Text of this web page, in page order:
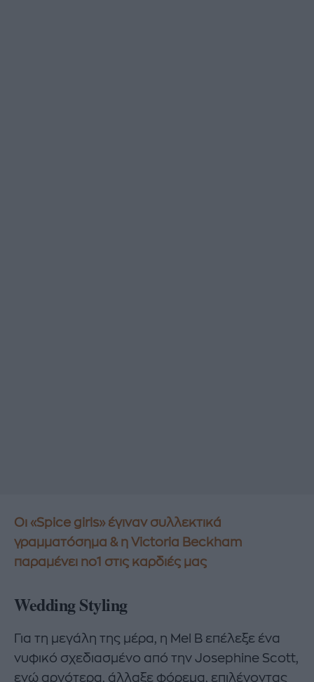
Οι «Spice girls» έγιναν συλλεκτικά
γραμματόσημα & η Victoria Beckham
παραμένει no1 στις καρδιές μας
Wedding Styling
Για τη μεγάλη της μέρα, η Mel B επέλεξε ένα
νυφικό σχεδιασμένο από την Josephine Scott,
ενώ αργότερα, άλλαξε φόρεμα, επιλέγοντας